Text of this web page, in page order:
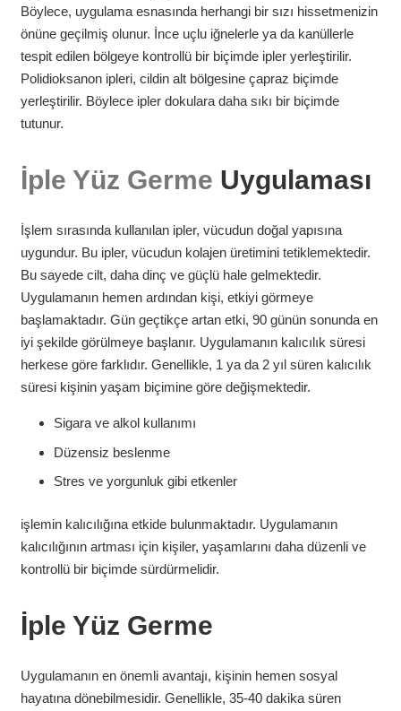
Böylece, uygulama esnasında herhangi bir sızı hissetmenizin
önüne geçilmiş olunur. İnce uçlu iğnelerle ya da kanüllerle
tespit edilen bölgeye kontrollü bir biçimde ipler yerleştirilir.
Polidioksanon ipleri, cildin alt bölgesine çapraz biçimde
yerleştirilir. Böylece ipler dokulara daha sıkı bir biçimde
tutunur.
İple Yüz Germe Uygulaması
İşlem sırasında kullanılan ipler, vücudun doğal yapısına
uygundur. Bu ipler, vücudun kolajen üretimini tetiklemektedir.
Bu sayede cilt, daha dinç ve güçlü hale gelmektedir.
Uygulamanın hemen ardından kişi, etkiyi görmeye
başlamaktadır. Gün geçtikçe artan etki, 90 günün sonunda en
iyi şekilde görülmeye başlanır. Uygulamanın kalıcılık süresi
herkese göre farklıdır. Genellikle, 1 ya da 2 yıl süren kalıcılık
süresi kişinin yaşam biçimine göre değişmektedir.
Sigara ve alkol kullanımı
Düzensiz beslenme
Stres ve yorgunluk gibi etkenler
işlemin kalıcılığına etkide bulunmaktadır. Uygulamanın
kalıcılığının artması için kişiler, yaşamlarını daha düzenli ve
kontrollü bir biçimde sürdürmelidir.
İple Yüz Germe
Uygulamanın en önemli avantajı, kişinin hemen sosyal
hayatına dönebilmesidir. Genellikle, 35-40 dakika süren